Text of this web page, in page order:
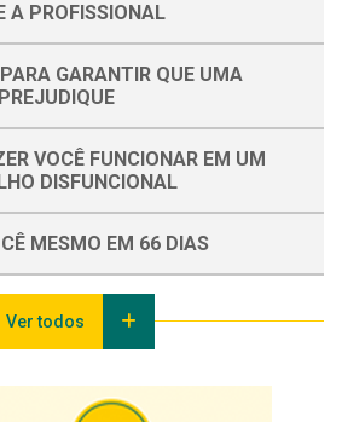
A PROFISSIONAL
GARANTIR QUE UMA
VOCÊ FUNCIONAR EM UM
DISFUNCIONAL
MESMO EM 66 DIAS
Ver todos